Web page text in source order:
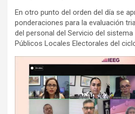
En otro punto del orden del día se
ponderaciones para la evaluación
del personal del Servicio del
Públicos Locales Electorales del